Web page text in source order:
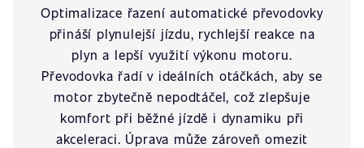
Optimalizace řazení automatické převodovky
přináší plynulejší jízdu, rychlejší reakce na
plyn a lepší využití výkonu motoru.
Převodovka řadí v ideálních otáčkách, aby se
motor zbytečně nepodtáčel, což zlepšuje
komfort při běžné jízdě i dynamiku při
akceleraci. Úprava může zároveň omezit